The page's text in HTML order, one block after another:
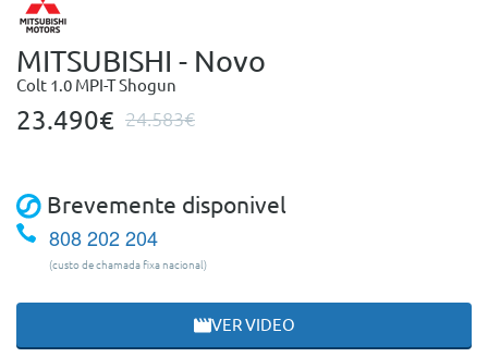
MITSUBISHI - Novo
Colt 1.0 MPI-T Shogun
23.490€ 24.583€
Brevemente disponivel
808 202 204
(custo de chamada fixa nacional)
VER VIDEO